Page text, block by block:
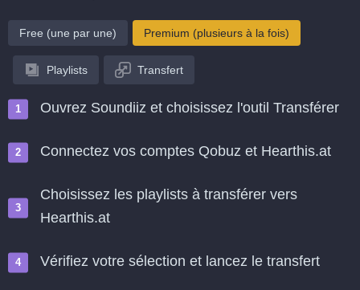
Free (une par une) Premium (plusieurs à la fois)
Playlists Transfert
Ouvrez Soundiiz et choisissez l'outil Transférer
Connectez vos comptes Qobuz et Hearthis.at
Choisissez les playlists à transférer vers
Hearthis.at
Vérifiez votre sélection et lancez le transfert